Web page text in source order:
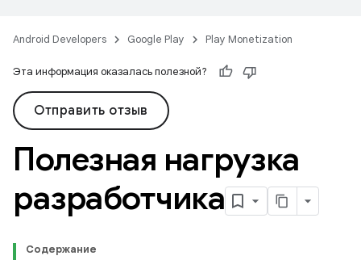
Android Developers Google Play Play Monetization
Эта информация оказалась полезной?
Отправить отзыв
Полезная нагрузка
разработчика
Содержание